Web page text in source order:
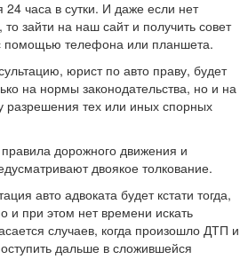
часа в сутки. И даже если нет
зайти на наш сайт и получить совет
помощью телефона или планшета.
юрист по авто праву, будет
на нормы законодательства, но и на
разрешения тех или иных спорных
дорожного движения и
двоякое толкование.
авто адвоката будет кстати тогда,
и при этом нет времени искать
случаев, когда произошло ДТП и
дальше в сложившейся